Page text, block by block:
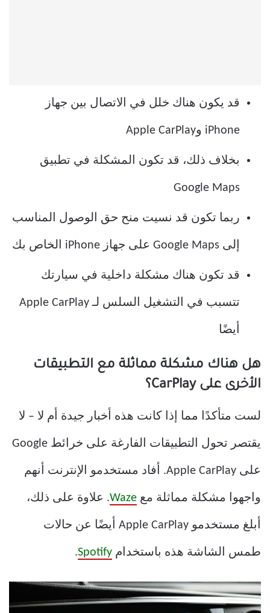
قد يكون هناك خلل في الاتصال بين جهاز
iPhone وApple CarPlay
بخلاف ذلك، قد تكون المشكلة في تطبيق
Google Maps
ربما تكون قد نسيت منح حق الوصول المناسب
إلى Google Maps على جهاز iPhone الخاص بك
قد تكون هناك مشكلة داخلية في سيارتك
تتسبب في التشغيل السلس لـ Apple CarPlay
أيضًا
هل هناك مشكلة مماثلة مع التطبيقات
الأخرى على CarPlay؟
لست متأكدًا مما إذا كانت هذه أخبار جيدة أم لا – لا
يقتصر تحول التطبيقات الفارغة على خرائط Google
على Apple CarPlay. أفاد مستخدمو الإنترنت أنهم
واجهوا مشكلة مماثلة مع Waze. علاوة على ذلك،
أبلغ مستخدمو Apple CarPlay أيضًا عن حالات
طمس الشاشة هذه باستخدام Spotify
.